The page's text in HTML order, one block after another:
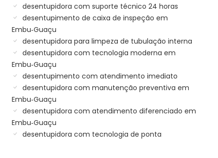
desentupidora com suporte técnico 24 horas
desentupimento de caixa de inspeção em
Embu‑Guaçu
desentupidora para limpeza de tubulação interna
desentupidora com tecnologia moderna em
Embu‑Guaçu
desentupimento com atendimento imediato
desentupidora com manutenção preventiva em
Embu‑Guaçu
desentupidora com atendimento diferenciado em
Embu‑Guaçu
desentupidora com tecnologia de ponta